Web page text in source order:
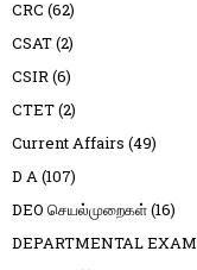
CRC (62)
CSAT(2)
CSIR(6)
CTET(2)
Current Affairs (49)
D A(107)
DEO செயல்முறைகள்(16)
DEPARTMENTAL EXAM